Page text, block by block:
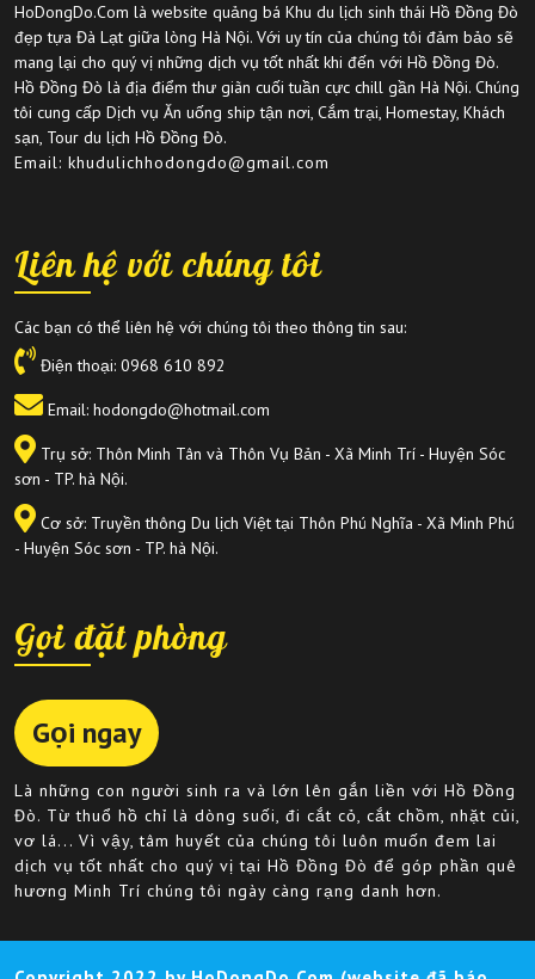
HoDongDo.Com là website quảng bá Khu du lịch sinh thái Hồ Đồng Đò
đẹp tựa Đà Lạt giữa lòng Hà Nội. Với uy tín của chúng tôi đảm bảo sẽ
mang lại cho quý vị những dịch vụ tốt nhất khi đến với Hồ Đồng Đò.
Hồ Đồng Đò là địa điểm thư giãn cuối tuần cực chill gần Hà Nội. Chúng
tôi cung cấp Dịch vụ Ăn uống ship tận nơi, Cắm trại, Homestay, Khách
sạn, Tour du lịch Hồ Đồng Đò.
Email: khudulichhodongdo@gmail.com
Liên hệ với chúng tôi
Các bạn có thể liên hệ với chúng tôi theo thông tin sau:
Điện thoại: 0968 610 892
Email: hodongdo@hotmail.com
Trụ sở: Thôn Minh Tân và Thôn Vụ Bản - Xã Minh Trí - Huyện Sóc
sơn - TP. hà Nội.
Cơ sở: Truyền thông Du lịch Việt tại Thôn Phú Nghĩa - Xã Minh Phú
- Huyện Sóc sơn - TP. hà Nội.
Gọi đặt phòng
Gọi ngay
Là những con người sinh ra và lớn lên gắn liền với Hồ Đồng
Đò. Từ thuổ hồ chỉ là dòng suối, đi cắt cỏ, cắt chồm, nhặt củi,
vơ lá... Vì vậy, tâm huyết của chúng tôi luôn muốn đem lai
dịch vụ tốt nhất cho quý vị tại Hồ Đồng Đò để góp phần quê
hương Minh Trí chúng tôi ngày càng rạng danh hơn.